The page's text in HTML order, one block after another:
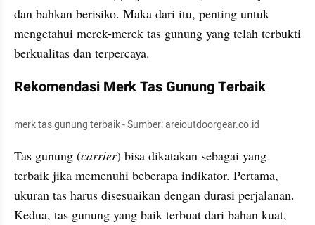
dan bahkan berisiko. Maka dari itu, penting untuk
mengetahui merek-merek tas gunung yang telah terbukti
berkualitas dan terpercaya.
Rekomendasi Merk Tas Gunung Terbaik
merk tas gunung terbaik - Sumber: areioutdoorgear.co.id
Tas gunung (carrier) bisa dikatakan sebagai yang
terbaik jika memenuhi beberapa indikator. Pertama,
ukuran tas harus disesuaikan dengan durasi perjalanan.
Kedua, tas gunung yang baik terbuat dari bahan kuat,